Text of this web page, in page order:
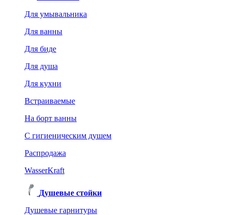
Для умывальника
Для ванны
Для биде
Для душа
Для кухни
Встраиваемые
На борт ванны
C гигиеническим душем
Распродажа
WasserKraft
Душевые стойки
Душевые гарнитуры